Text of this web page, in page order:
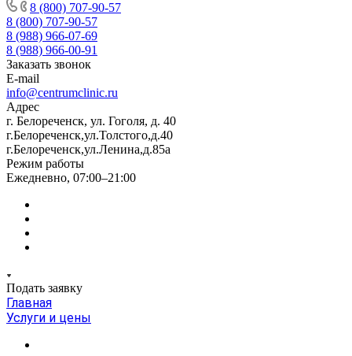
8 (800) 707-90-57
8 (800) 707-90-57
8 (988) 966-07-69
8 (988) 966-00-91
Заказать звонок
E-mail
info@centrumclinic.ru
Адрес
г. Белореченск, ул. Гоголя, д. 40
г.Белореченск,ул.Толстого,д.40
г.Белореченск,ул.Ленина,д.85а
Режим работы
Ежедневно, 07:00–21:00
Подать заявку
Главная
Услуги и цены